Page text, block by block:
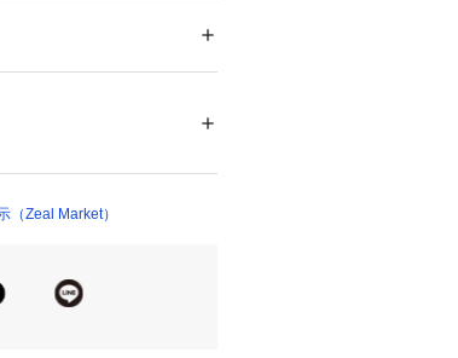
い世代に人気がありま
（Zeal Market）